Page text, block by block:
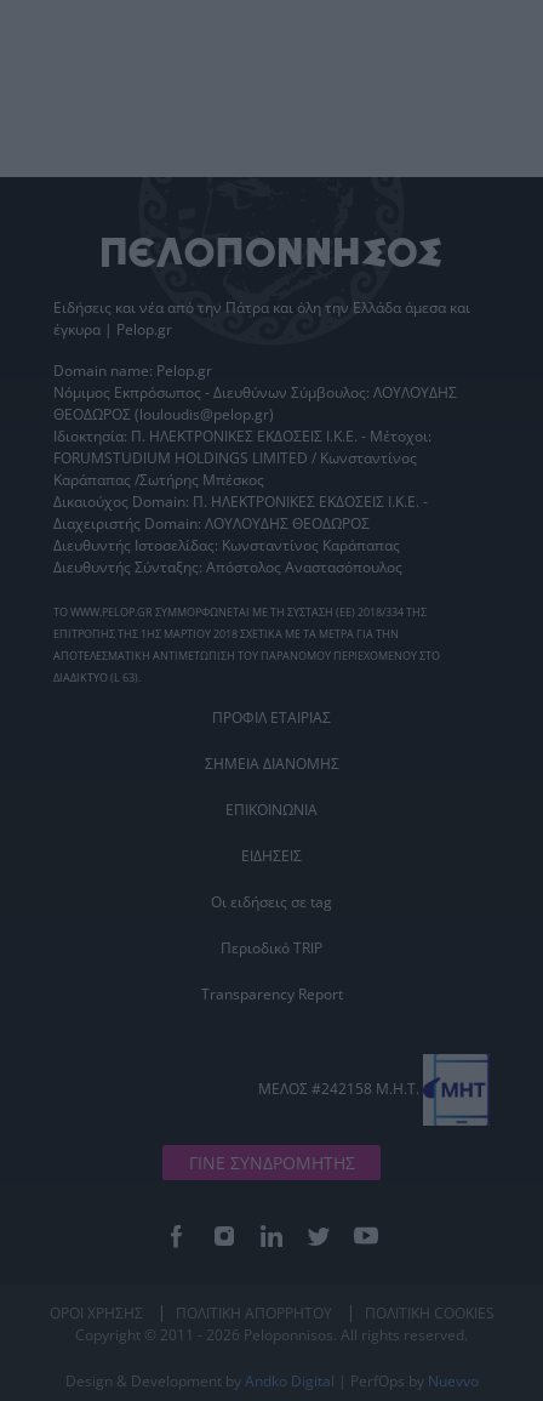
Ειδήσεις και νέα από την Πάτρα και όλη την Ελλάδα άμεσα και
έγκυρα | Pelop.gr
Domain name: Pelop.gr
Νόμιμος Εκπρόσωπος - Διευθύνων Σύμβουλος: ΛΟΥΛΟΥΔΗΣ
ΘΕΟΔΩΡΟΣ (louloudis@pelop.gr)
Ιδιοκτησία: Π. ΗΛΕΚΤΡΟΝΙΚΕΣ ΕΚΔΟΣΕΙΣ Ι.Κ.Ε. - Μέτοχοι:
FORUMSTUDIUM HOLDINGS LIMITED / Κωνσταντίνος
Καράπαπας /Σωτήρης Μπέσκος
Δικαιούχος Domain: Π. ΗΛΕΚΤΡΟΝΙΚΕΣ ΕΚΔΟΣΕΙΣ Ι.Κ.Ε. -
Διαχειριστής Domain: ΛΟΥΛΟΥΔΗΣ ΘΕΟΔΩΡΟΣ
Διευθυντής Ιστοσελίδας: Κωνσταντίνος Καράπαπας
Διευθυντής Σύνταξης: Απόστολος Αναστασόπουλος
ΤΟ WWW.PELOP.GR ΣΥΜΜΟΡΦΩΝΕΤΑΙ ΜΕ ΤΗ ΣΥΣΤΑΣΗ (ΕΕ) 2018/334 ΤΗΣ
ΕΠΙΤΡΟΠΗΣ ΤΗΣ 1ΗΣ ΜΑΡΤΙΟΥ 2018 ΣΧΕΤΙΚΑ ΜΕ ΤΑ ΜΕΤΡΑ ΓΙΑ ΤΗΝ
ΑΠΟΤΕΛΕΣΜΑΤΙΚΗ ΑΝΤΙΜΕΤΩΠΙΣΗ ΤΟΥ ΠΑΡΑΝΟΜΟΥ ΠΕΡΙΕΧΟΜΕΝΟΥ ΣΤΟ
ΔΙΑΔΙΚΤΥΟ (L 63).
ΠΡΟΦΙΛ ΕΤΑΙΡΙΑΣ
ΣΗΜΕΙΑ ΔΙΑΝΟΜΗΣ
ΕΠΙΚΟΙΝΩΝΙΑ
ΕΙΔΗΣΕΙΣ
Οι ειδήσεις σε tag
Περιοδικό TRIP
Transparency Report
ΓΙΝΕ ΣΥΝΔΡΟΜΗΤΗΣ
ΜΕΛΟΣ #242158 Μ.Η.Τ.
ΟΡΟΙ ΧΡΗΣΗΣ ΠΟΛΙΤΙΚΗ ΑΠΟΡΡΗΤΟΥ
ΠΟΛΙΤΙΚΗ COOKIES
Copyright © 2011 - 2026 Peloponnisos. All rights reserved.
Design & Development byAndko Digital | PerfOps by Nuevvo